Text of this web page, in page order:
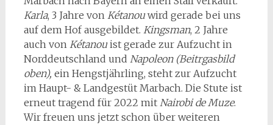
Karla, 3 Jahre von Kétanouwird gerade bei uns
auf dem Hof ausgebildet. Kingsman, 2 Jahre
auch von Kétanouist gerade zur Aufzucht in
Norddeutschland und Napoleon (Beitrgasbild
oben), ein Hengstjährling, steht zur Aufzucht
im Haupt- & Landgestüt Marbach. Die Stute ist
erneut tragend für 2022 mit Nairobi de Muze.
Wir freuen uns jetzt schon über weiteren